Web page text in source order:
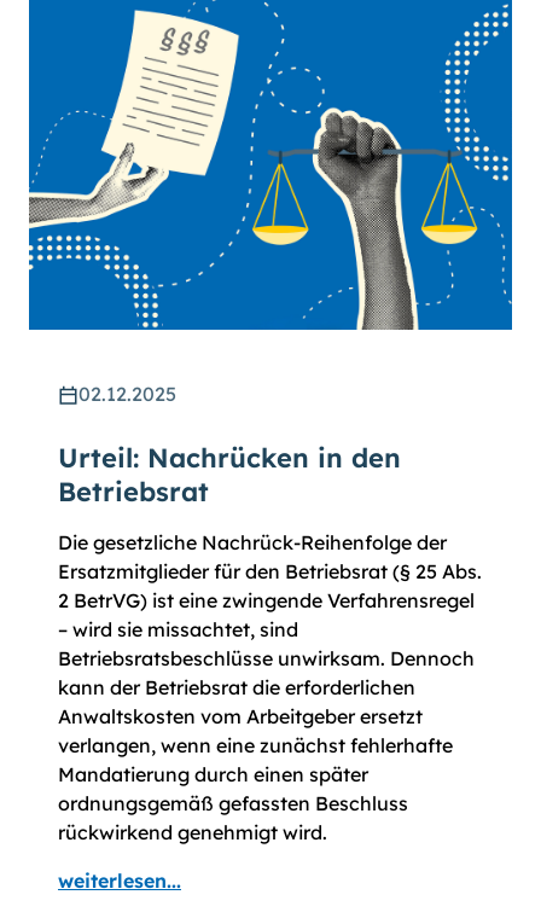
02.12.2025
Urteil: Nachrücken in den
Betriebsrat
Die gesetzliche Nachrück-Reihenfolge der
Ersatzmitglieder für den Betriebsrat (§ 25 Abs.
2 BetrVG) ist eine zwingende Verfahrensregel
– wird sie missachtet, sind
Betriebsratsbeschlüsse unwirksam. Dennoch
kann der Betriebsrat die erforderlichen
Anwaltskosten vom Arbeitgeber ersetzt
verlangen, wenn eine zunächst fehlerhafte
Mandatierung durch einen später
ordnungsgemäß gefassten Beschluss
rückwirkend genehmigt wird.
weiterlesen...